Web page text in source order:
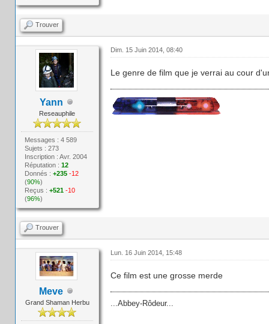
Trouver
Yann
Reseauphile
Messages : 4 589
Sujets : 273
Inscription : Avr. 2004
Réputation :12
Donnés :+235 -12
(90%)
Reçus :+521 -10
(96%)
Dim. 15 Juin 2014, 08:40
Le genre de film que je verrai au cour
Trouver
Meve
Grand Shaman Herbu
Lun. 16 Juin 2014, 15:48
Ce film est une grosse merde
...Abbey-Rôdeur...